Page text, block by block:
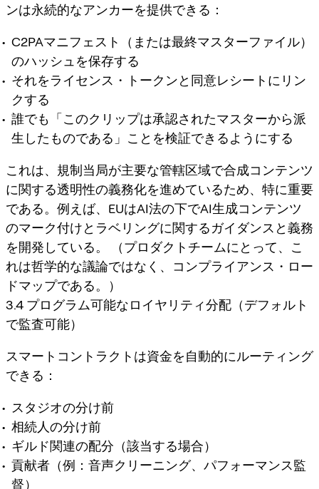
ンは永続的なアンカーを提供できる：
C2PAマニフェスト（または最終マスターファイル）
のハッシュを保存する
それをライセンス・トークンと同意レシートにリン
クする
誰でも「このクリップは承認されたマスターから派
生したものである」ことを検証できるようにする
これは、規制当局が主要な管轄区域で合成コンテンツ
に関する透明性の義務化を進めているため、特に重要
である。例えば、EUはAI法の下でAI生成コンテンツ
のマーク付けとラベリングに関するガイダンスと義務
を開発している。 （プロダクトチームにとって、こ
れは哲学的な議論ではなく、コンプライアンス・ロー
ドマップである。）
3.4 プログラム可能なロイヤリティ分配（デフォルト
で監査可能）
スマートコントラクトは資金を自動的にルーティング
できる：
スタジオの分け前
相続人の分け前
ギルド関連の配分（該当する場合）
貢献者（例：音声クリーニング、パフォーマンス監
督）